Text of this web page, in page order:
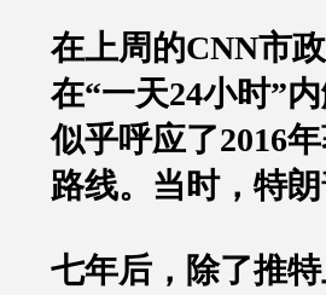
在上周的CNN市
在“一天24小时”
似乎呼应了2016
路线。 当时，特
七年后，除了推